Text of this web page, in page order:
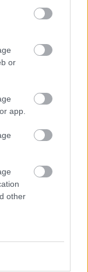
or
app.
other